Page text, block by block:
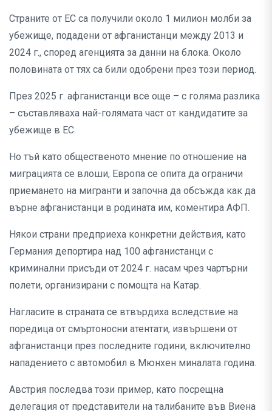
Страните от ЕС са получили около 1 милион молби за
убежище, подадени от афганистанци между 2013 и
2024 г., според агенцията за данни на блока. Около
половината от тях са били одобрени през този период.
През 2025 г. афганистанци все още – с голяма разлика
– съставляваха най-голямата част от кандидатите за
убежище в ЕС.
Но тъй като общественото мнение по отношение на
миграцията се влоши, Европа се опита да ограничи
приемането на мигранти и започна да обсъжда как да
върне афганистанци в родината им, коментира АФП.
Някои страни предприеха конкретни действия, като
Германия депортира над 100 афганистанци с
криминални присъди от 2024 г. насам чрез чартърни
полети, организирани с помощта на Катар.
Нагласите в страната се втвърдиха вследствие на
поредица от смъртоносни атентати, извършени от
афганистанци през последните години, включително
нападението с автомобил в Мюнхен миналата година.
Австрия последва този пример, като посрещна
делегация от представители на талибаните във Виена